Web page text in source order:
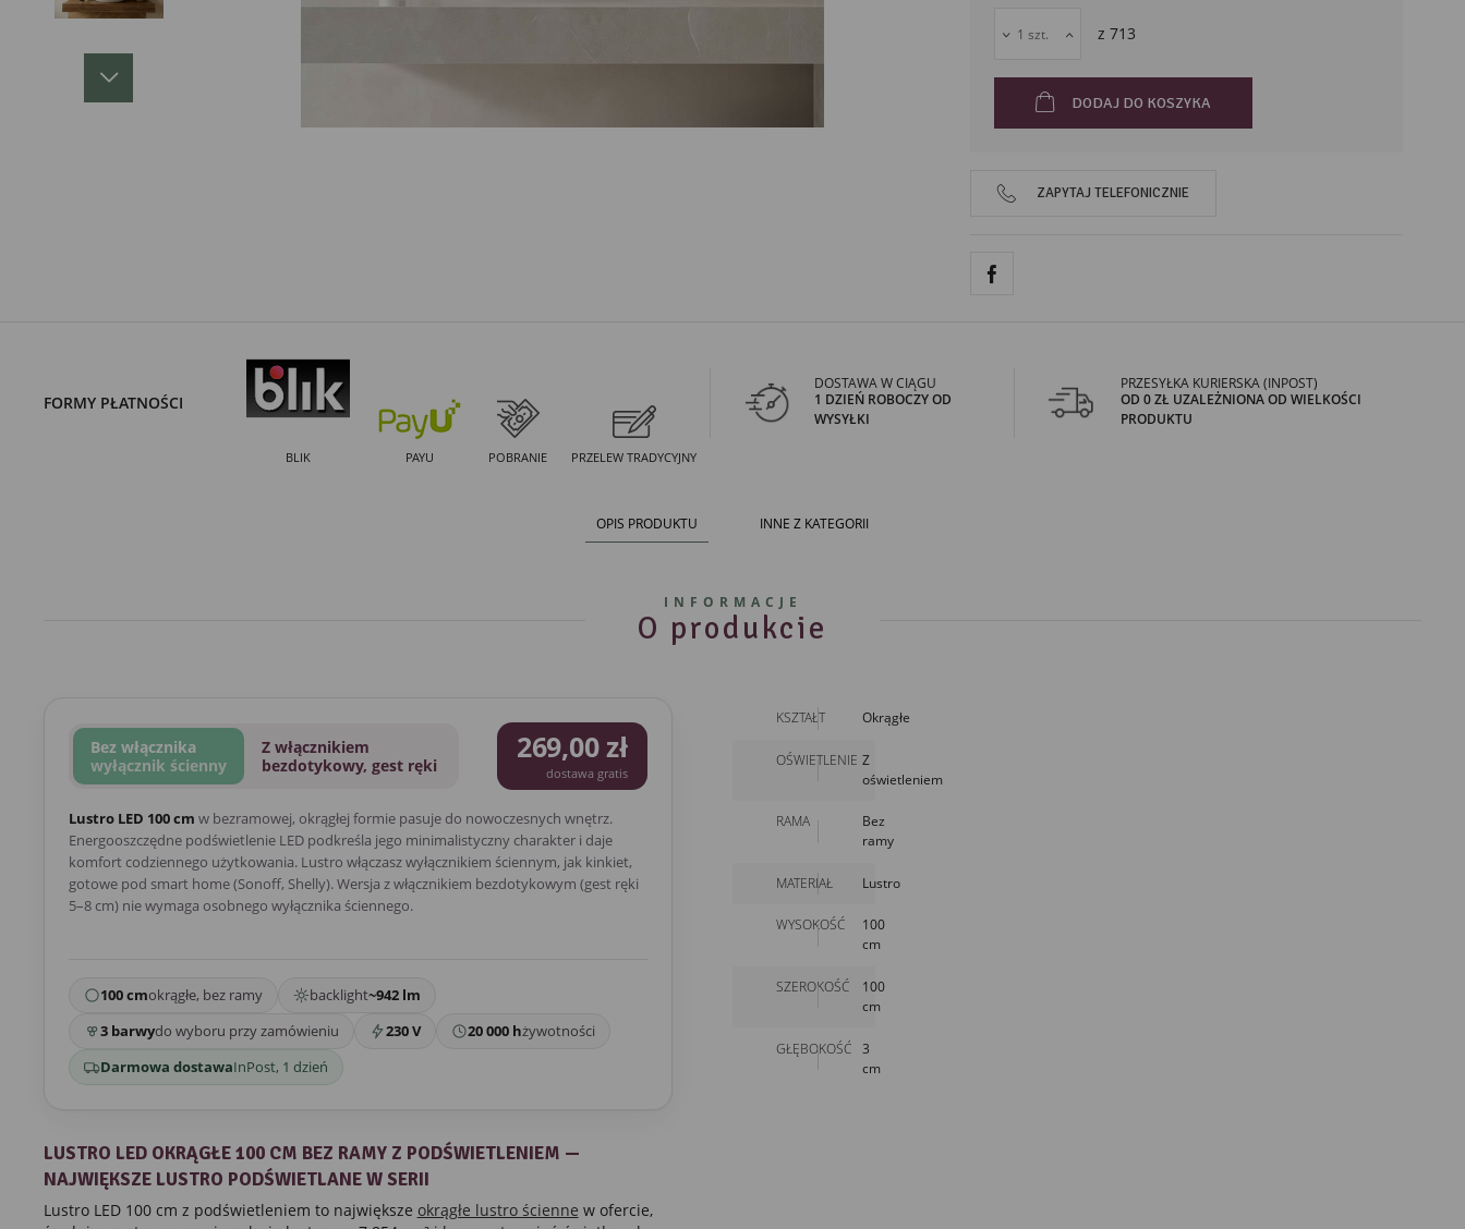
Ul. Leśna 13
z 713
DODAJ DO KOSZYKA
ZAPYTAJ TELEFONICZNIE
FORMY PŁATNOŚCI
BLIK PAYU POBRANIE PRZELEW TRADYCYJNY
DOSTAWA W CIĄGU
1 DZIEŃ ROBOCZY OD
WYSYŁKI
PRZESYŁKA KURIERSKA (INPOST)
OD 0 ZŁ UZALEŻNIONA OD WIELKOŚCI
PRODUKTU
OPIS PRODUKTU INNE Z KATEGORII
INFORMACJE
O produkcie
Bez włącznika
wyłącznik ścienny
Z włącznikiem
bezdotykowy, gest ręki
269,00 zł
dostawa gratis
Lustro LED 100 cm w bezramowej, okrągłej formie pasuje do nowoczesnych wnętrz.
Energooszczędne podświetlenie LED podkreśla jego minimalistyczny charakter i daje
komfort codziennego użytkowania. Lustro włączasz wyłącznikiem ściennym, jak kinkiet,
gotowe pod smart home (Sonoff, Shelly). Wersja z włącznikiem bezdotykowym (gest ręki
5–8 cm) nie wymaga osobnego wyłącznika ściennego.
100 cmokrągłe, bez ramy backlight~942 lm
3 barwydo wyboru przy zamówieniu 230 V 20 000 hżywotności
Darmowa dostawaInPost, 1 dzień
LUSTRO LED OKRĄGŁE 100 CM BEZ RAMY Z PODŚWIETLENIEM —
NAJWIĘKSZE LUSTRO PODŚWIETLANE W SERII
Lustro LED 100 cm z podświetleniem to największe okrągłe lustro ścienne w ofercie,
KSZTAŁT Okrągłe
OŚWIETLENIE Z
oświetleniem
RAMA
Bez
ramy
MATERIAŁ Lustro
WYSOKOŚĆ
100
cm
SZEROKOŚĆ
100
cm
GŁĘBOKOŚĆ
3
cm